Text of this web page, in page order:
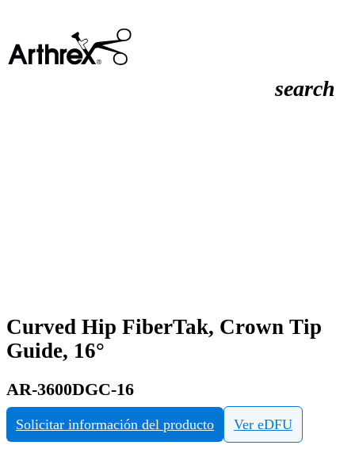
search
Curved Hip FiberTak, Crown Tip
Guide, 16°
AR-3600DGC-16
Solicitar información del producto Ver eDFU